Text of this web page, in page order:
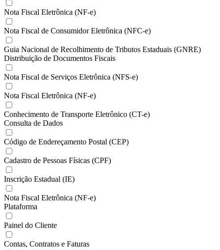
Nota Fiscal Eletrônica (NF-e)
Nota Fiscal de Consumidor Eletrônica (NFC-e)
Guia Nacional de Recolhimento de Tributos Estaduais (GNRE)
Distribuição de Documentos Fiscais
Nota Fiscal de Serviços Eletrônica (NFS-e)
Nota Fiscal Eletrônica (NF-e)
Conhecimento de Transporte Eletrônico (CT-e)
Consulta de Dados
Código de Endereçamento Postal (CEP)
Cadastro de Pessoas Físicas (CPF)
Inscrição Estadual (IE)
Nota Fiscal Eletrônica (NF-e)
Plataforma
Painel do Cliente
Contas, Contratos e Faturas